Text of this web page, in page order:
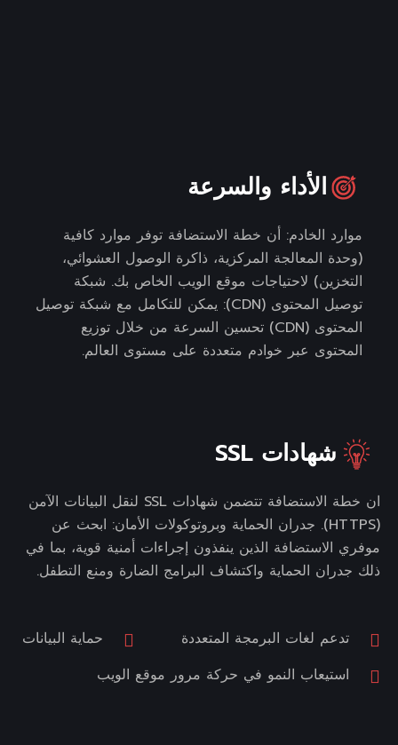
الأداء والسرعة
موارد الخادم: أن خطة الاستضافة توفر موارد كافية
(وحدة المعالجة المركزية، ذاكرة الوصول العشوائي،
التخزين) لاحتياجات موقع الويب الخاص بك. شبكة
توصيل المحتوى (CDN): يمكن للتكامل مع شبكة توصيل
المحتوى (CDN) تحسين السرعة من خلال توزيع
المحتوى عبر خوادم متعددة على مستوى العالم.
شهادات SSL
ان خطة الاستضافة تتضمن شهادات SSL لنقل البيانات الآمن
(HTTPS). جدران الحماية وبروتوكولات الأمان: ابحث عن
موفري الاستضافة الذين ينفذون إجراءات أمنية قوية، بما في
ذلك جدران الحماية واكتشاف البرامج الضارة ومنع التطفل.
تدعم لغات البرمجة المتعددة
حماية البيانات
استيعاب النمو في حركة مرور موقع الويب